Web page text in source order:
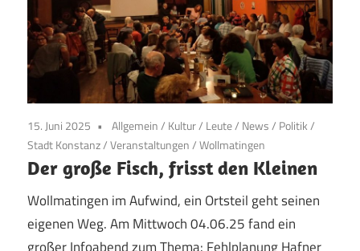
15. Juni 2025 Allgemein/ Kultur/ Leute/ News/ Politik/
Stadt Konstanz/Veranstaltungen/Wollmatingen
Der große Fisch, frisst den Kleinen
Wollmatingen im Aufwind, ein Ortsteil geht seinen
eigenen Weg. Am Mittwoch 04.06.25 fand ein